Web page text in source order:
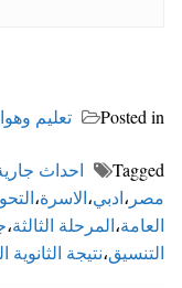
Posted in تعليم
Tagged احداث
مصر ،ادبي،الاسرة،
العامة،المرحلة الثالثة،
التنسيق،نتيجة الثانوية